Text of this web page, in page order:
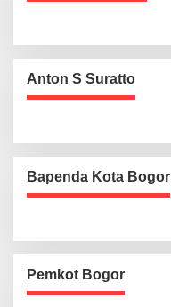
Anton S Suratto
Bapenda Kota Bogor
Pemkot Bogor